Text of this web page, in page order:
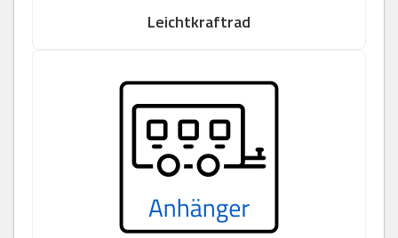
Leichtkraftrad